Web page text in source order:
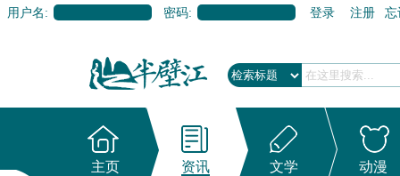
用户名: 密码: 登录 注册 忘
主页 资讯 文学 动漫